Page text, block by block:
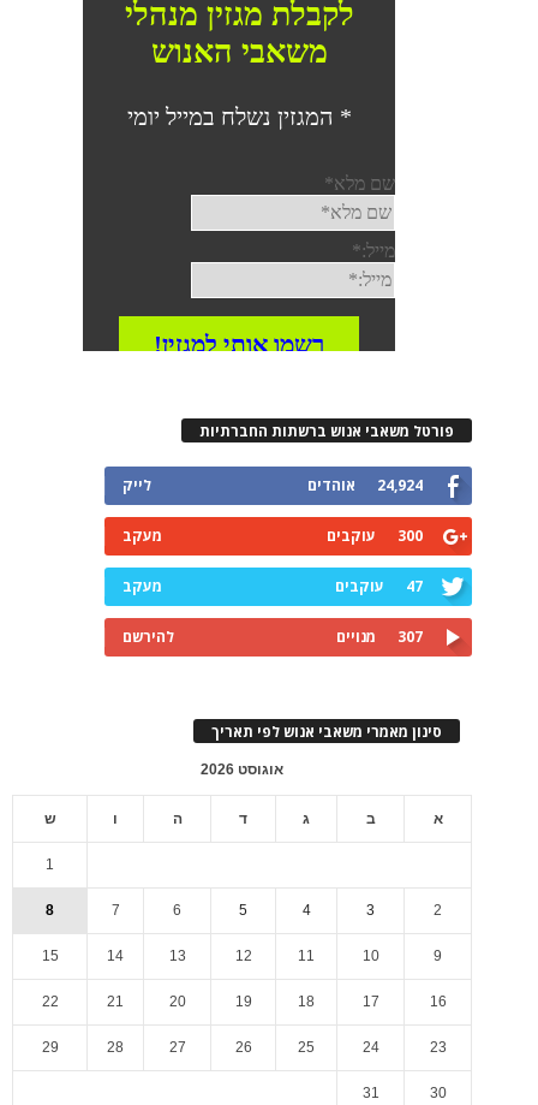
פורטל משאבי אנוש ברשתות החברתיות
24,924 אוהדים לייק
300 עוקבים מעקב
47 עוקבים מעקב
307 מנויים להירשם
סינון מאמרי משאבי אנוש לפי תאריך
אוגוסט 2026
א ב ג ד ה ו ש
1
2
3
4
5
6
7
8
9
10
11
12
13
14
15
16
17
18
19
20
21
22
23
24
25
26
27
28
29
30
31